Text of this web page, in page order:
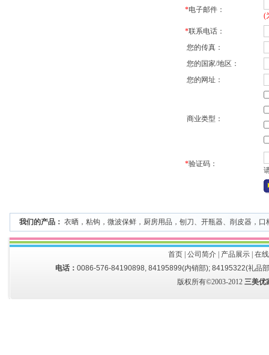
*电子邮件：
(
*联系电话：
您的传真：
您的国家/地区：
您的网址：
商业类型：
*验证码：
我们的产品： 衣晒 ， 粘钩 ， 微波保鲜 ， 厨房用品 ， 刨刀、开瓶器、削皮器 ， 口
首页| 公司简介| 产品展示| 在
电话： 0086-576-84190898, 84195899(内销部); 84195322(礼品
版权所有©2003-2012 三美优